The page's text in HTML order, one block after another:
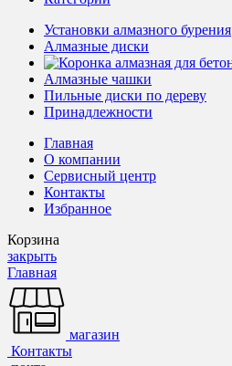
Установки алмазного бурения
Алмазные диски
Алмазные чашки
Пильные диски по дереву
Принадлежности
Главная
О компании
Сервисный центр
Контакты
Избранное
Корзина
закрыть
Главная
магазин
Контакты